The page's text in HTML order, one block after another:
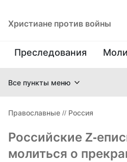
Христиане против войны
Преследования
Все пункты меню
Православные // Россия
Российские Z-
молиться о